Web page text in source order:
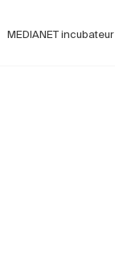
MEDIANET incubateur